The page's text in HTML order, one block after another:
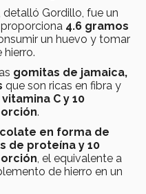
detalló Gordillo, fue un
4.6 gramos
un huevo y tomar
gomitas de jamaica,
que son ricas en fibra y
C y 10
.
en forma de
de proteína y 10
, el equivalente a
de hierro en un